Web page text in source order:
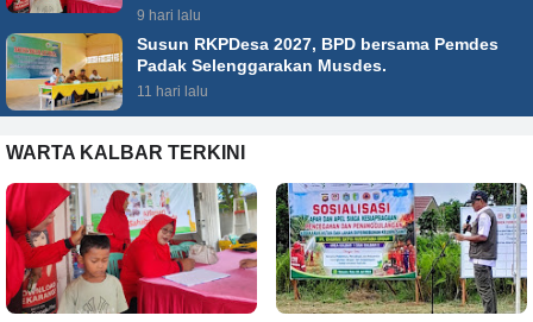
9 hari lalu
Susun RKPDesa 2027, BPD bersama Pemdes
Padak Selenggarakan Musdes.
11 hari lalu
WARTA KALBAR TERKINI